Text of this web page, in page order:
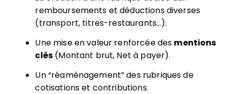
remboursements et déductions diverses
(transport, titres-restaurants…).
Une mise en valeur renforcée des mentions
clés (Montant brut, Net à payer).
Un “réaménagement” des rubriques de
cotisations et contributions.